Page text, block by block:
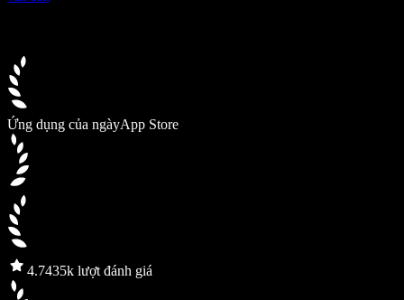
Ứng dụng của ngàyApp Store
4.7435k lượt đánh giá